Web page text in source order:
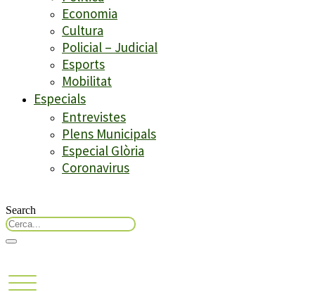
Economia
Cultura
Policial – Judicial
Esports
Mobilitat
Especials
Entrevistes
Plens Municipals
Especial Glòria
Coronavirus
Search